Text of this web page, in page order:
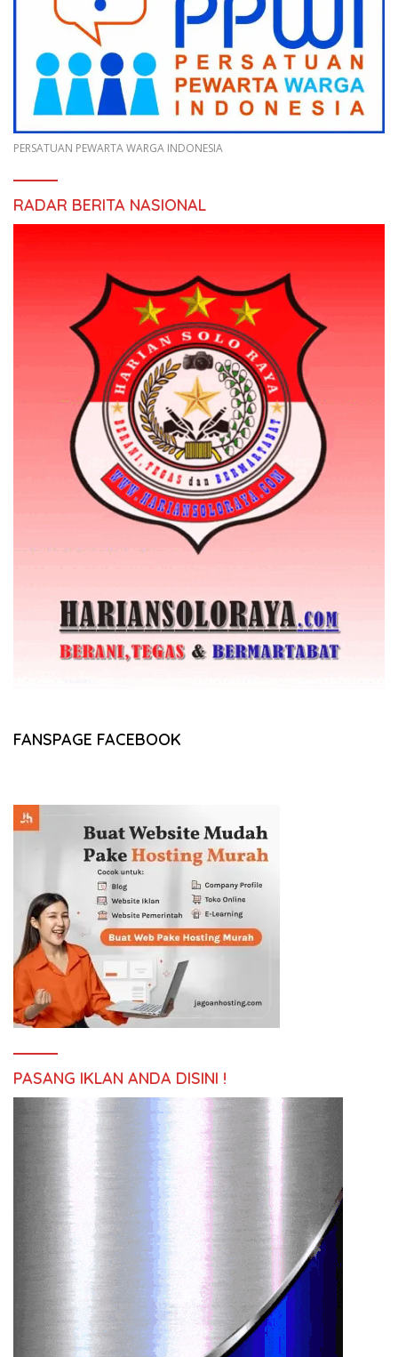
PERSATUAN PEWARTA WARGA INDONESIA
RADAR BERITA NASIONAL
FANSPAGE FACEBOOK
PASANG IKLAN ANDA DISINI !